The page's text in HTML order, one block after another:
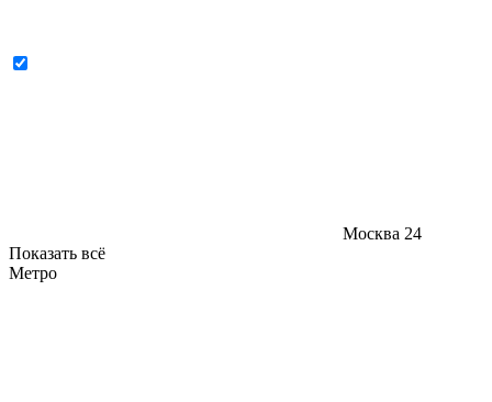
Москва 24
Показать всё
Метро